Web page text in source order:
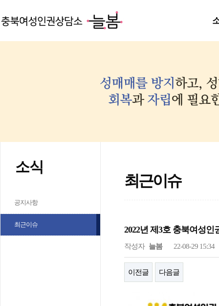
소식
공지사항
최근이슈
최근이슈
2022년 제3호 충북여성인
작성자 늘봄 22-08-29 15:34
이전글 다음글